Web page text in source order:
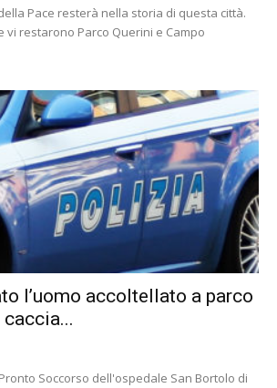
Pace resterà nella storia di questa città.
vi restarono Parco Querini e Campo
l’uomo accoltellato a parco
caccia...
Soccorso dell'ospedale San Bortolo di